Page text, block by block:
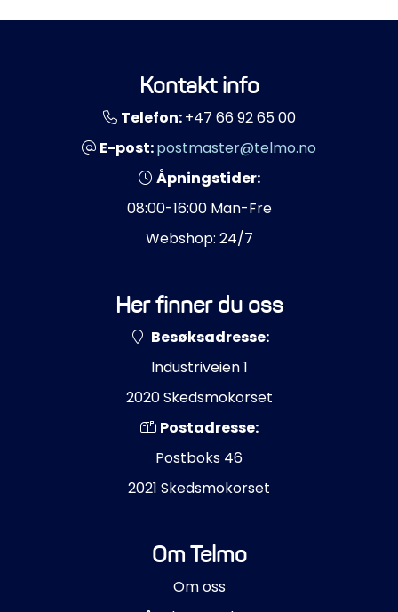
Kontakt info
Telefon:+47 66 92 65 00
E-post:postmaster@telmo.no
Åpningstider:
08:00-16:00 Man-Fre
Webshop: 24/7
Her finner du oss
Besøksadresse:
Industriveien 1
2020 Skedsmokorset
Postadresse:
Postboks 46
2021 Skedsmokorset
Om Telmo
Om oss